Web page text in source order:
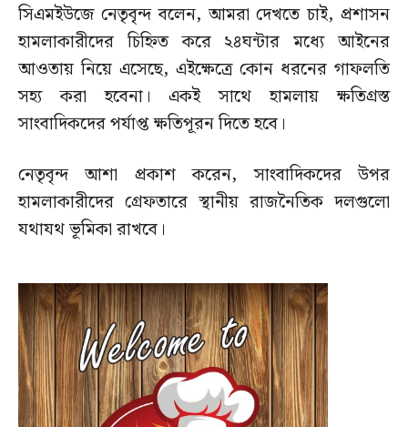
সিএমইউজে নেতৃবৃন্দ বলেন, আমরা দেখতে চাই, প্রশাসন
হামলাকারীদের চিহ্নিত করে ২৪ঘন্টার মধ্যে আইনের
আওতায় নিয়ে এসেছে, এইক্ষেত্রে কোন ধরনের গাফলতি
সহ্য করা হবেনা। একই সাথে হামলায় ক্ষতিগ্রস্ত
সাংবাদিকদের পর্যাপ্ত ক্ষতিপূরন দিতে হবে।
নেতৃবৃন্দ আশা প্রকাশ করেন, সাংবাদিকদের উপর
হামলাকারীদের গ্রেফতারে স্থানীয় রাজনৈতিক দলগুলো
যথাযথ ভূমিকা রাখবে।